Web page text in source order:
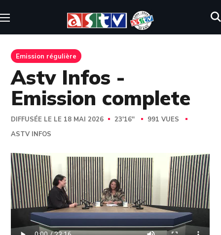
Emission régulière
Astv Infos -
Emission complete
DIFFUSÉE LE LE 18 MAI 2026 23'16''
991 VUES
ASTV INFOS